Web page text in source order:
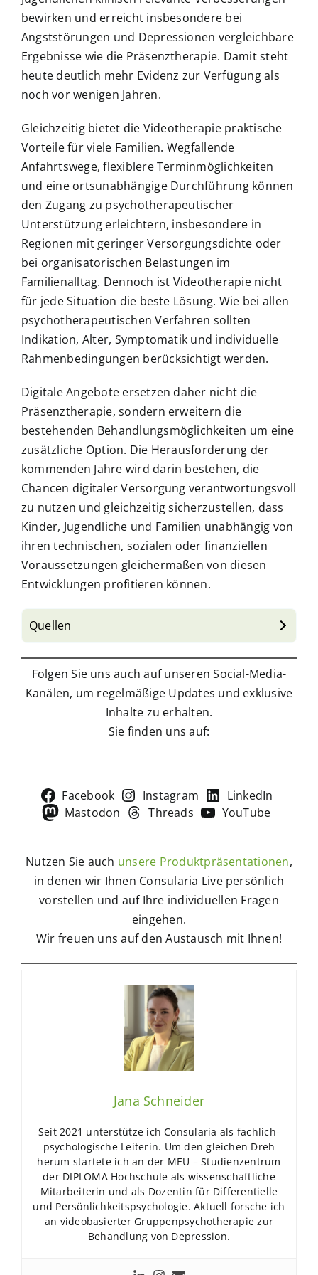
bewirken und erreicht insbesondere bei
Angststörungen und Depressionen vergleichbare
Ergebnisse wie die Präsenztherapie. Damit steht
heute deutlich mehr Evidenz zur Verfügung als
noch vor wenigen Jahren.
Gleichzeitig bietet die Videotherapie praktische
Vorteile für viele Familien. Wegfallende
Anfahrtswege, flexiblere Terminmöglichkeiten
und eine ortsunabhängige Durchführung können
den Zugang zu psychotherapeutischer
Unterstützung erleichtern, insbesondere in
Regionen mit geringer Versorgungsdichte oder
bei organisatorischen Belastungen im
Familienalltag. Dennoch ist Videotherapie nicht
für jede Situation die beste Lösung. Wie bei allen
psychotherapeutischen Verfahren sollten
Indikation, Alter, Symptomatik und individuelle
Rahmenbedingungen berücksichtigt werden.
Digitale Angebote ersetzen daher nicht die
Präsenztherapie, sondern erweitern die
bestehenden Behandlungsmöglichkeiten um eine
zusätzliche Option. Die Herausforderung der
kommenden Jahre wird darin bestehen, die
Chancen digitaler Versorgung verantwortungsvoll
zu nutzen und gleichzeitig sicherzustellen, dass
Kinder, Jugendliche und Familien unabhängig von
ihren technischen, sozialen oder finanziellen
Voraussetzungen gleichermaßen von diesen
Entwicklungen profitieren können.
Quellen
Folgen Sie uns auch auf unseren Social-Media-
Kanälen, um regelmäßige Updates und exklusive
Inhalte zu erhalten.
Sie finden uns auf:
Facebook Instagram
LinkedIn
Mastodon
Threads YouTube
Nutzen Sie auch unsere Produktpräsentationen,
in denen wir Ihnen Consularia Live persönlich
vorstellen und auf Ihre individuellen Fragen
eingehen.
Wir freuen uns auf den Austausch mit Ihnen!
Jana Schneider
Seit 2021 unterstütze ich Consularia als fachlich-
psychologische Leiterin. Um den gleichen Dreh
herum startete ich an der MEU – Studienzentrum
der DIPLOMA Hochschule als wissenschaftliche
Mitarbeiterin und als Dozentin für Differentielle
und Persönlichkeitspsychologie. Aktuell forsche ich
an videobasierter Gruppenpsychotherapie zur
Behandlung von Depression.